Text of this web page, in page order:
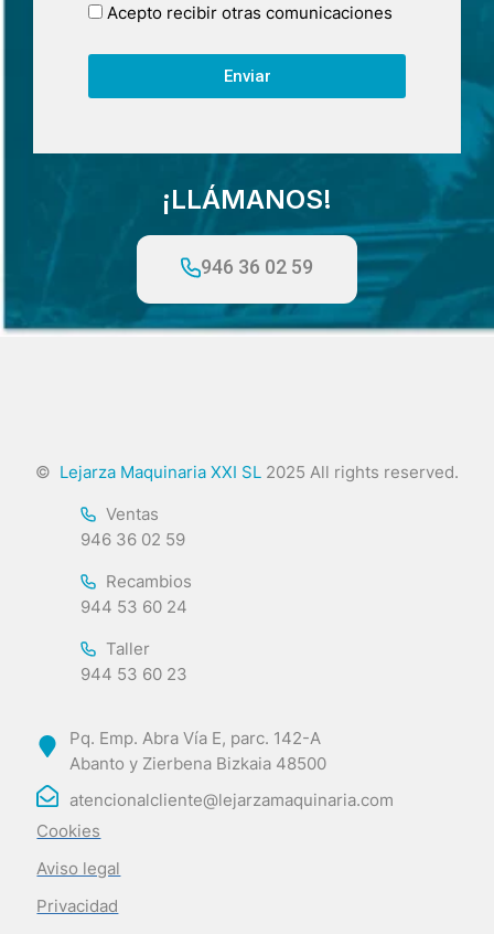
Acepto recibir otras comunicaciones
Enviar
¡LLÁMANOS!
946 36 02 59
© Lejarza Maquinaria XXI SL 2025 All rights reserved.
Ventas
946 36 02 59
Recambios
944 53 60 24
Taller
944 53 60 23
Pq. Emp. Abra Vía E, parc. 142-A
Abanto y Zierbena Bizkaia 48500
atencionalcliente@lejarzamaquinaria.com
Cookies
Aviso legal
Privacidad